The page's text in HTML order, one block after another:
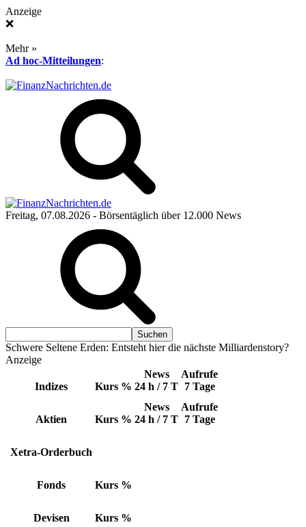
Anzeige
❌
Mehr »
Ad hoc-Mitteilungen:
Freitag, 07.08.2026 - Börsentäglich über 12.000 News
Schwere Seltene Erden: Entsteht hier die nächste Milliardenstory?
Anzeige
Indizes Kurs %
News
24 h / 7 T
Aufrufe
7 Tage
Aktien Kurs %
News
24 h / 7 T
Aufrufe
7 Tage
Xetra-Orderbuch
Fonds Kurs %
Devisen Kurs %